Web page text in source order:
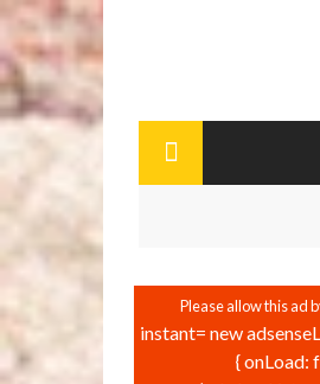
instant= new
{ onLoad: